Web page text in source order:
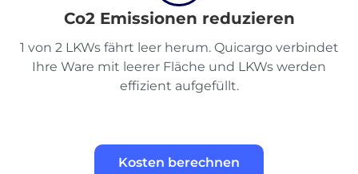
Co2 Emissionen reduzieren
1 von 2 LKWs fährt leer herum. Quicargo verbindet
Ihre Ware mit leerer Fläche und LKWs werden
effizient aufgefüllt.
Kosten berechnen